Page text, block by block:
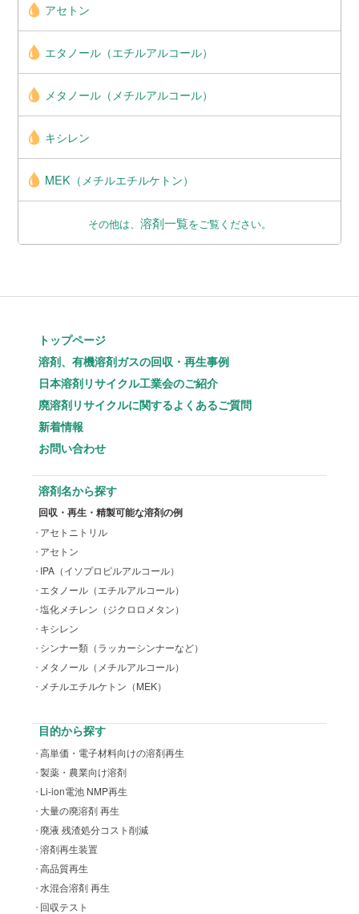
アセトン
エタノール（エチルアルコール）
メタノール（メチルアルコール）
キシレン
MEK（メチルエチルケトン）
その他は、 溶剤一覧をご覧ください。
トップページ
溶剤、有機溶剤ガスの回収・再生事例
日本溶剤リサイクル工業会のご紹介
廃溶剤リサイクルに関するよくあるご質問
新着情報
お問い合わせ
溶剤名から探す
回収・再生・精製可能な溶剤の例
アセトニトリル
アセトン
IPA（イソプロピルアルコール）
エタノール（エチルアルコール）
塩化メチレン（ジクロロメタン）
キシレン
シンナー類（ラッカーシンナーなど）
メタノール（メチルアルコール）
メチルエチルケトン（MEK）
目的から探す
高単価・電子材料向けの溶剤再生
製薬・農業向け溶剤
Li-ion電池 NMP再生
大量の廃溶剤 再生
廃液 残渣処分コスト削減
溶剤再生装置
高品質再生
水混合溶剤 再生
回収テスト